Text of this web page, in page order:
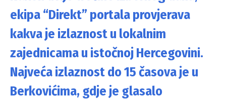
ekipa “Direkt” portala provjerava
kakva je izlaznost u lokalnim
zajednicama u istočnoj Hercegovini.
Najveća izlaznost do 15 časova je u
Berkovićima, gdje je glasalo